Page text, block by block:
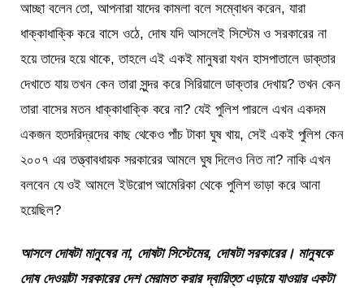
আচ্ছা বলেন তো, আপনারা যাদের কামলা বলে সম্বোধন করেন, যারা
ধাক্কাধাক্কি করে বাসে ওঠে, দোষ যদি আসলেই সিস্টেম ও সরকারের না
হয়ে তাদের হয়ে থাকে, তাহলে এই একই মানুষরা যখন হাসপাতালে ডাক্তার
দেখাতে যায় তখন কেন তারা সুন্দর করে সিরিয়ালে ডাক্তার দেখায়? তখন কেন
তারা বাসের মতন ধাক্কাধাক্কি করে না? যেই পুলিশ পারলে এখন একদম
একজন হতদরিদ্রদের কাছ থেকেও পাঁচ টাকা ঘুষ খায়, সেই একই পুলিশ কেন
২০০৭ এর তত্ত্বাবধায়ক সরকারের আমলে ঘুষ দিলেও নিত না? নাকি এখন
বলবেন যে ওই আমলে ইউরোপ আমেরিকা থেকে পুলিশ ভাড়া করে আনা
হয়েছিল?
আসলে দোষটা মানুষের না, দোষটা সিস্টেমের, দোষটা সরকারের। মানুষকে
দোষ দেওয়াটা সরকারের দেশ মেরামত করার দ্বায়িত্ত এড়ায়ে যাওয়ার একটা